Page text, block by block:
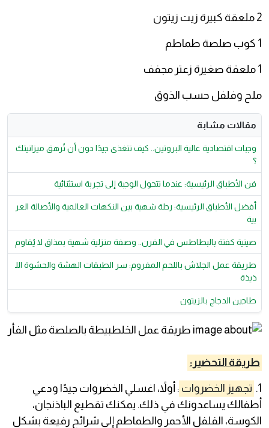
2 ملعقة كبيرة زيت زيتون
1 كوب صلصة طماطم
1 ملعقة صغيرة زعتر مجفف
ملح وفلفل حسب الذوق
مقالات مشابة
وجبات اقتصادية عالية البروتين.. كيف تتغذى جيدًا دون أن تُرهق ميزانيتك
؟
فن الأطباق الرئيسية: عندما تتحول الوجبة إلى تجربة استثنائية
أفضل الأطباق الرئيسية: رحلة شهية بين النكهات العالمية والأصالة العر
بية
صينية كفتة بالبطاطس في الفرن.. وصفة منزلية شهية بمذاق لا يُقاوم
طريقة عمل الجلاش باللحم المفروم: سر الطبقات الهشة والحشوة الل
ذيذة
طاجين الدجاج بالزيتون
طريقة التحضير:
1. تجهيز الخضروات : أولاً، اغسلي الخضروات جيدًا ودعي
أطفالك يساعدونك في ذلك. يمكنك تقطيع الباذنجان،
الكوسة، الفلفل الأحمر والطماطم إلى شرائح رفيعة بشكل